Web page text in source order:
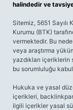
halindedir ve
Sitemiz, 5651
Kurumu (BTK)
vermektedir. Bu
veya araştırma
yazdıkları
bu sorumluluğu kabul
Hukuka ve yasal
içerikleri,
ilgili içerikler yasal